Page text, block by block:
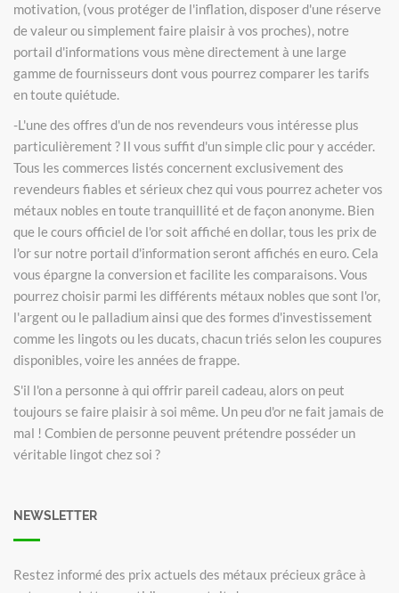
motivation, (vous protéger de l'inflation, disposer d'une réserve
de valeur ou simplement faire plaisir à vos proches), notre
portail d'informations vous mène directement à une large
gamme de fournisseurs dont vous pourrez comparer les tarifs
en toute quiétude.
-L'une des offres d'un de nos revendeurs vous intéresse plus
particulièrement ? Il vous suffit d'un simple clic pour y accéder.
Tous les commerces listés concernent exclusivement des
revendeurs fiables et sérieux chez qui vous pourrez acheter vos
métaux nobles en toute tranquillité et de façon anonyme. Bien
que le cours officiel de l'or soit affiché en dollar, tous les prix de
l'or sur notre portail d'information seront affichés en euro. Cela
vous épargne la conversion et facilite les comparaisons. Vous
pourrez choisir parmi les différents métaux nobles que sont l'or,
l'argent ou le palladium ainsi que des formes d'investissement
comme les lingots ou les ducats, chacun triés selon les coupures
disponibles, voire les années de frappe.
S'il l'on a personne à qui offrir pareil cadeau, alors on peut
toujours se faire plaisir à soi même. Un peu d'or ne fait jamais de
mal ! Combien de personne peuvent prétendre posséder un
véritable lingot chez soi ?
NEWSLETTER
Restez informé des prix actuels des métaux précieux grâce à